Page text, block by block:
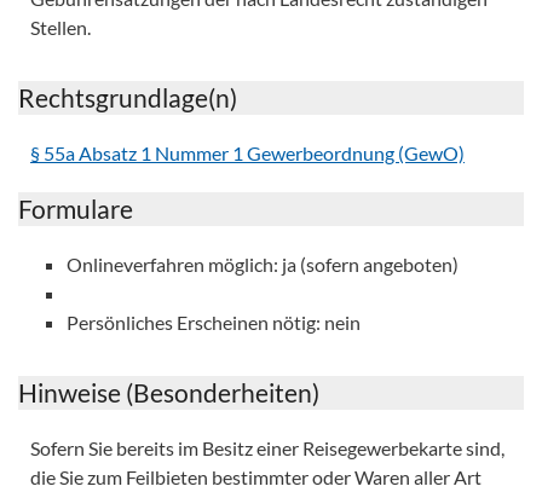
Stellen.
Rechtsgrundlage(n)
§ 55a Absatz 1 Nummer 1 Gewerbeordnung (GewO)
Formulare
Onlineverfahren möglich: ja (sofern angeboten)
Persönliches Erscheinen nötig: nein
Hinweise (Besonderheiten)
Sofern Sie bereits im Besitz einer Reisegewerbekarte sind,
die Sie zum Feilbieten bestimmter oder Waren aller Art